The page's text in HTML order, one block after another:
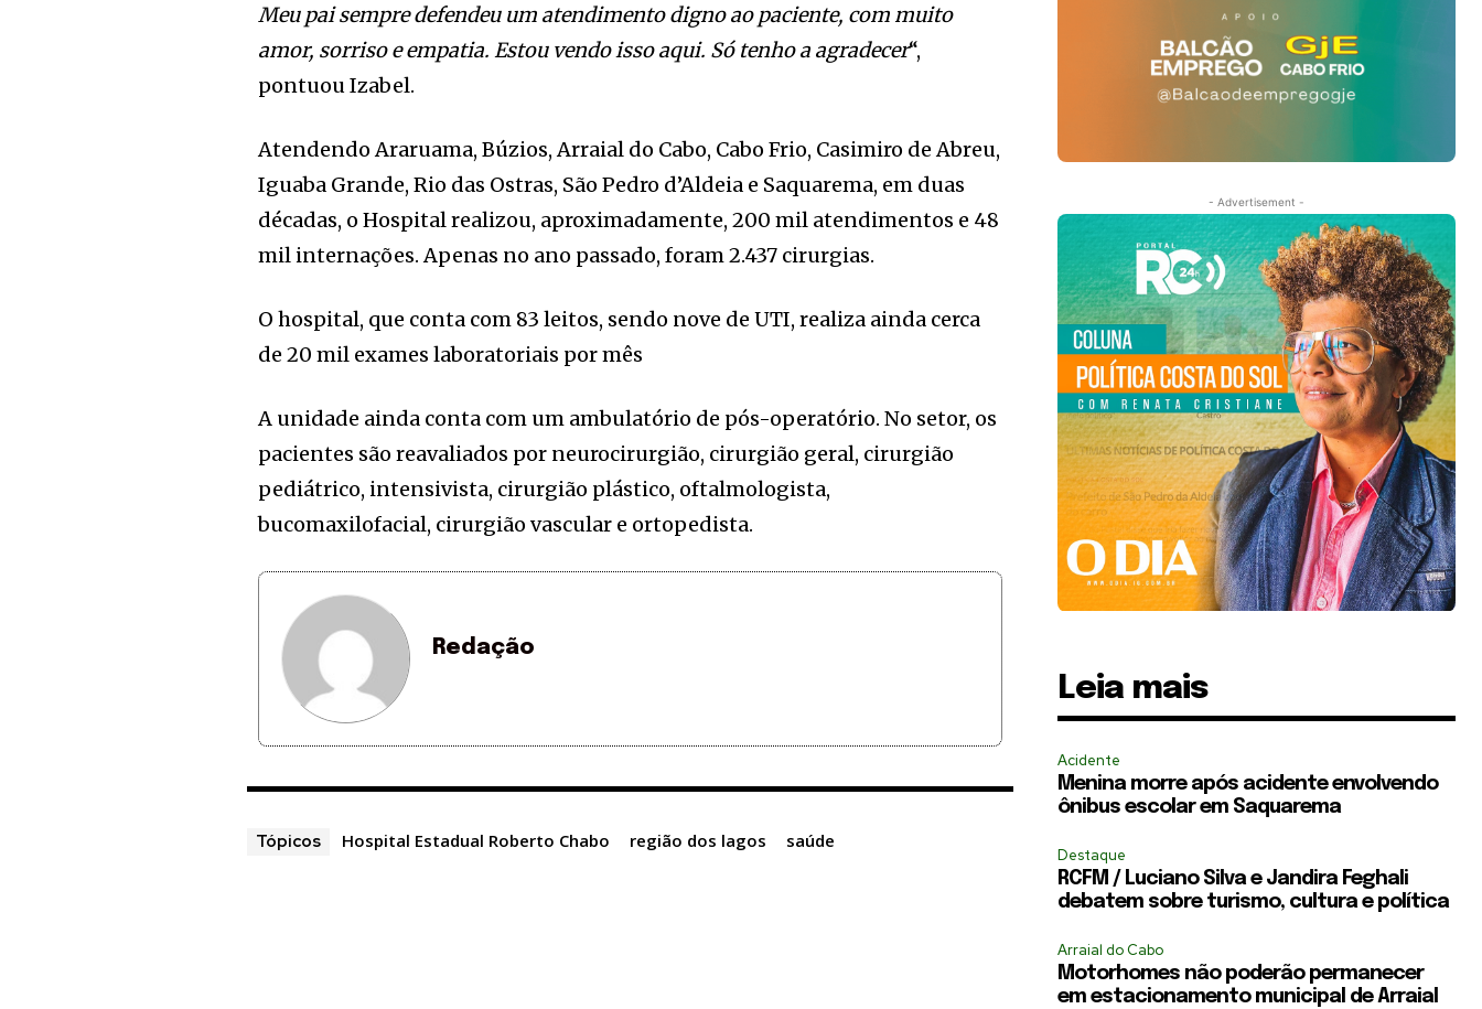
Meu pai sempre defendeu um atendimento digno ao paciente, com muito
amor, sorriso e empatia. Estou vendo isso aqui. Só tenho a agradecer“,
pontuou Izabel.
Atendendo Araruama, Búzios, Arraial do Cabo, Cabo Frio, Casimiro de Abreu,
Iguaba Grande, Rio das Ostras, São Pedro d’Aldeia e Saquarema, em duas
décadas, o Hospital realizou, aproximadamente, 200 mil atendimentos e 48
mil internações. Apenas no ano passado, foram 2.437 cirurgias.
O hospital, que conta com 83 leitos, sendo nove de UTI, realiza ainda cerca
de 20 mil exames laboratoriais por mês
A unidade ainda conta com um ambulatório de pós-operatório. No setor, os
pacientes são reavaliados por neurocirurgião, cirurgião geral, cirurgião
pediátrico, intensivista, cirurgião plástico, oftalmologista,
bucomaxilofacial, cirurgião vascular e ortopedista.
Redação
Tópicos Hospital Estadual Roberto Chabo região dos lagos saúde
- Advertisement -
Leia mais
Acidente
Menina morre após acidente envolvendo
ônibus escolar em Saquarema
Destaque
RCFM / Luciano Silva e Jandira Feghali
debatem sobre turismo, cultura e política
Arraial do Cabo
Motorhomes não poderão permanecer
em estacionamento municipal de Arraial